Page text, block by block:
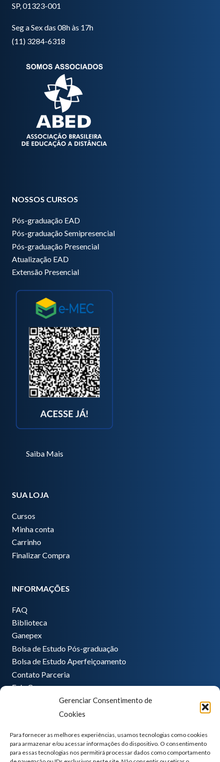
Gerenciar Consentimento de
Cookies
Para fornecer as melhores experiências, usamos tecnologias como cookies
para armazenar e/ou acessar informações do dispositivo. O consentimento
para essas tecnologias nos permitirá processar dados como comportamento
SP, 01323-001
Seg a Sex das 08h às 17h
(11) 3284-6318
NOSSOS CURSOS
Pós-graduação EAD
Pós-graduação Semipresencial
Pós-graduação Presencial
Atualização EAD
Extensão Presencial
Saiba Mais
SUA LOJA
Cursos
Minha conta
Carrinho
Finalizar Compra
INFORMAÇÕES
FAQ
Biblioteca
Ganepex
Bolsa de Estudo Pós-graduação
Bolsa de Estudo Aperfeiçoamento
Contato Parceria
Fale Conosco
informatica@ganeplar.com.br